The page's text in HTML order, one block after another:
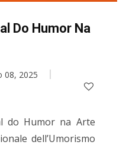
Do Humor Na
08, 2025
do Humor na Arte
dell’Umorismo